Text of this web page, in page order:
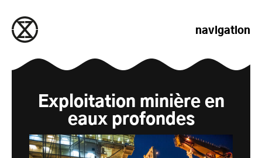
navigation
Exploitation minière en
eaux profondes